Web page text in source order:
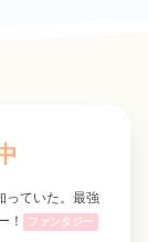
っていた。最強
！
ファンタジー